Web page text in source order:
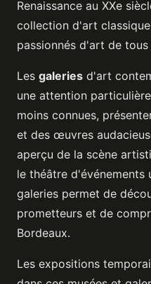
Renaissance au XXe
collection d'art
passionnés d'art de tous
Les galeries d'art
une attention
moins connues,
et des œuvres
aperçu de la scène
le théâtre d'événements
galeries permet de
prometteurs et de
Bordeaux.
Les expositions